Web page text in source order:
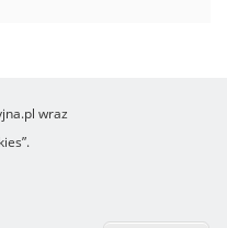
nad Cyfrowym Państwem
wraz